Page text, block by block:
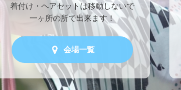
着付け・ヘアセットは移動しないで
一ヶ所の所で出来ます！
会場一覧